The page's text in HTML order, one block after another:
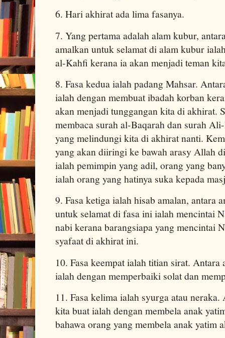
6. Hari akhirat ada lima fasanya.
7. Yang pertama adalah alam kubur,
amalkan untuk selamat di alam kubur
al-Kahfi kerana ia akan menjadi teman
8. Fasa kedua ialah padang Mahsar.
ialah dengan membuat ibadah korban
akan menjadi tunggangan kita di akhirat.
membaca surah al-Baqarah dan surah
yang melindungi kita di akhirat nanti.
yang akan diiringi ke bawah arasy Allah
ialah pemimpin yang adil, orang yang
ialah orang yang hatinya suka kepada
9. Fasa ketiga ialah hisab amalan, antara
untuk selamat di fasa ini ialah mencintai
nabi kerana barangsiapa yang mencintai
syafaat di akhirat ini.
10. Fasa keempat ialah titian sirat.
ialah dengan memperbaiki solat dan
11. Fasa kelima ialah syurga atau
kita buat ialah dengan membela anak
bahawa orang yang membela anak yatim